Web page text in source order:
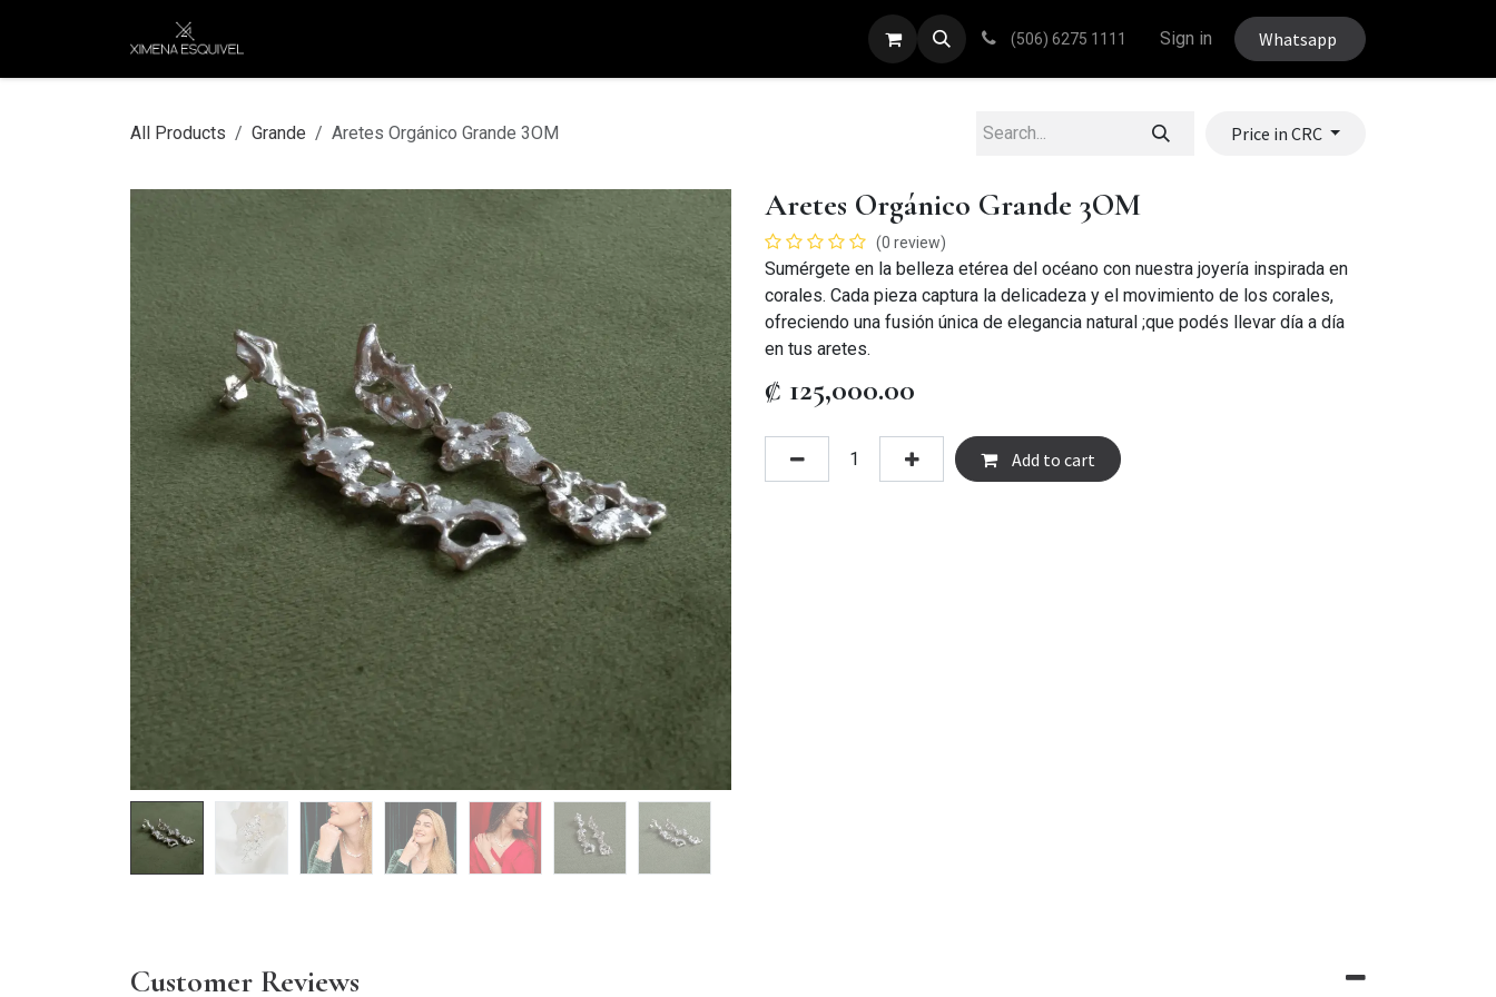
PULSERAS (506) 6275 1111 Sign in Whatsapp
All Products Grande Aretes Orgánico Grande 3OM Price in CRC
Aretes Orgánico Grande 3OM
(0 review)
Sumérgete en la belleza etérea del océano con nuestra joyería inspirada en
corales. Cada pieza captura la delicadeza y el movimiento de los corales,
ofreciendo una fusión única de elegancia natural ;que podés llevar día a día
en tus aretes.
₡ 125,000.00
Add to cart
Customer Reviews